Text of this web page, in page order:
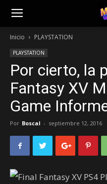
Inicio PLAYSTATION
PLAYSTATION
Por cierto, la
Fantasy XV
Game
Por Boscal - septiembre 12, 2016